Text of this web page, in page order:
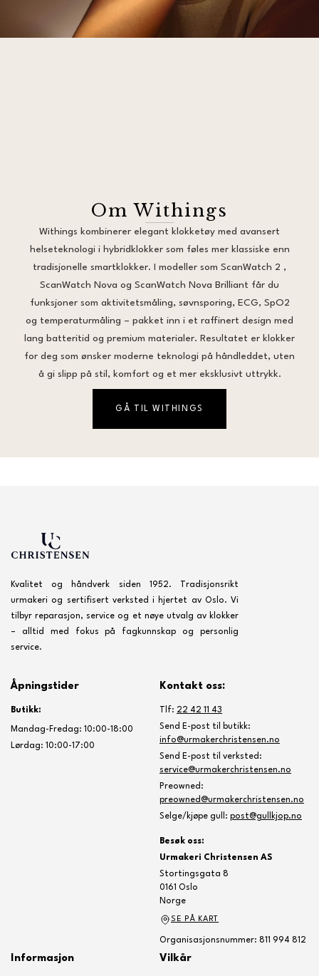
Om Withings
Withings kombinerer elegant klokketøy med avansert
helseteknologi i hybridklokker som føles mer klassiske enn
tradisjonelle smartklokker. I modeller som ScanWatch 2 ,
ScanWatch Nova og ScanWatch Nova Brilliant får du
funksjoner som aktivitetsmåling, søvnsporing, ECG, SpO2
og temperaturmåling – pakket inn i et raffinert design med
lang batteritid og premium materialer. Resultatet er klokker
for deg som ønsker moderne teknologi på håndleddet, uten
å gi slipp på stil, komfort og et mer eksklusivt uttrykk.
GÅ TIL WITHINGS
Kvalitet og håndverk siden 1952. Tradisjonsrikt
urmakeri og sertifisert verksted i hjertet av Oslo. Vi
tilbyr reparasjon, service og et nøye utvalg av klokker
– alltid med fokus på fagkunnskap og personlig
service.
Åpningstider
Butikk:
Mandag-Fredag: 10:00-18:00
Lørdag: 10:00-17:00
Kontakt oss:
Tlf: 22 42 11 43
Send E-post til butikk:
info@urmakerchristensen.no
Send E-post til verksted:
service@urmakerchristensen.no
Preowned:
preowned@urmakerchristensen.no
Selge/kjøpe gull: post@gullkjop.no
Besøk oss:
Urmakeri Christensen AS
Stortingsgata 8
0161 Oslo
Norge
SE PÅ KART
Organisasjonsnummer: 811 994 812
Informasjon Vilkår